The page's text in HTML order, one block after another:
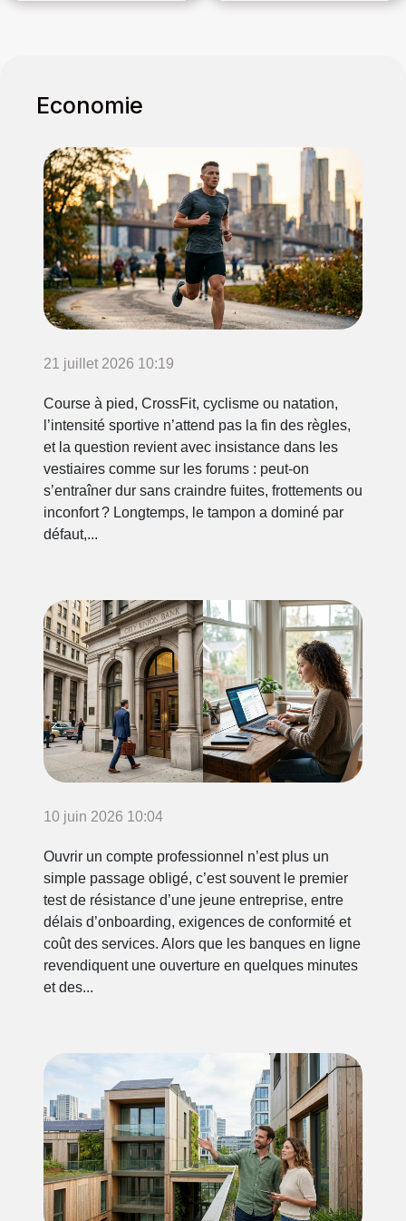
Economie
21 juillet 2026 10:19
Course à pied, CrossFit, cyclisme ou natation,
l’intensité sportive n’attend pas la fin des règles,
et la question revient avec insistance dans les
vestiaires comme sur les forums : peut-on
s’entraîner dur sans craindre fuites, frottements ou
inconfort ? Longtemps, le tampon a dominé par
défaut,...
10 juin 2026 10:04
Ouvrir un compte professionnel n’est plus un
simple passage obligé, c’est souvent le premier
test de résistance d’une jeune entreprise, entre
délais d’onboarding, exigences de conformité et
coût des services. Alors que les banques en ligne
revendiquent une ouverture en quelques minutes
et des...